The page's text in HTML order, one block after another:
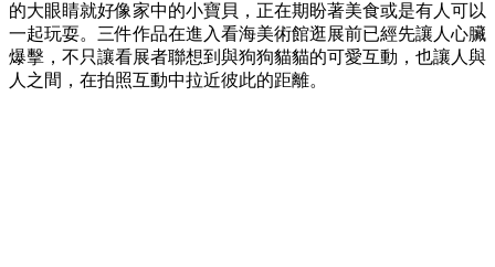
的大眼睛就好像家中的小寶貝，正在期盼著美食或是有人可以
一起玩耍。三件作品在進入看海美術館逛展前已經先讓人心臟
爆擊，不只讓看展者聯想到與狗狗貓貓的可愛互動，也讓人與
人之間，在拍照互動中拉近彼此的距離。